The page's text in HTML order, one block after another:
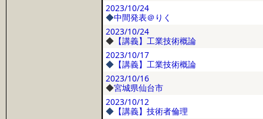
2023/10/24
◆中間発表＠りく
2023/10/24
◆ 【講義】工業技術概論
2023/10/17
◆ 【講義】工業技術概論
2023/10/16
◆宮城県仙台市
2023/10/12
◆ 【講義】技術者倫理